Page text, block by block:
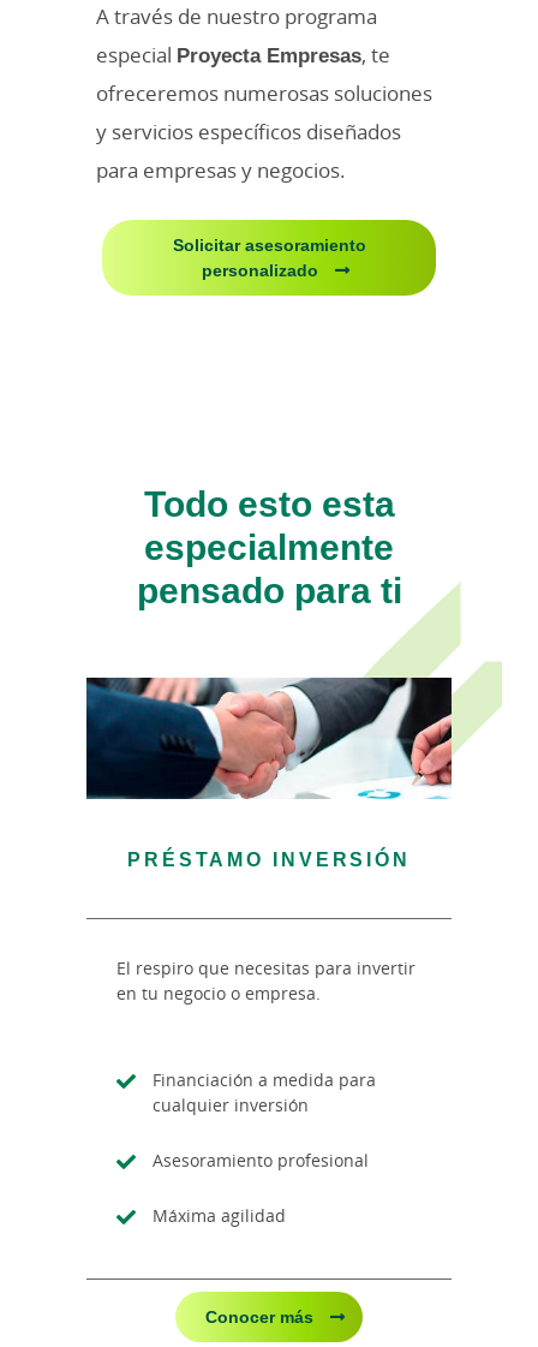
A través de nuestro programa
especial Proyecta Empresas, te
ofreceremos numerosas soluciones
y servicios específicos diseñados
para empresas y negocios.
Solicitar asesoramiento
personalizado
Todo esto esta
especialmente
pensado para ti
PRÉSTAMO INVERSIÓN
El respiro que necesitas para invertir
en tu negocio o empresa.
Financiación a medida para
cualquier inversión
Asesoramiento profesional
Máxima agilidad
Conocer más